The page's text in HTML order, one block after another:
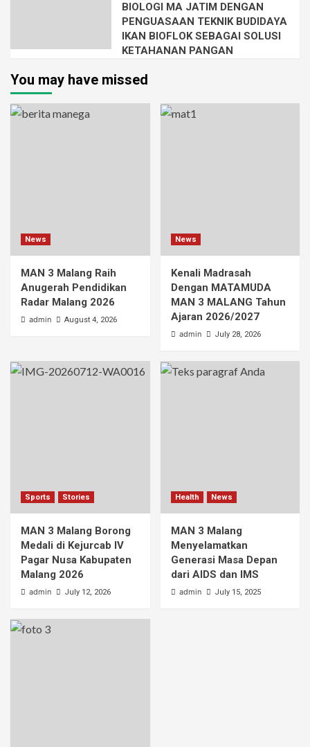
BIOLOGI MA JATIM DENGAN
PENGUASAAN TEKNIK BUDIDAYA
IKAN BIOFLOK SEBAGAI SOLUSI
KETAHANAN PANGAN
You may have missed
News
MAN 3 Malang Raih
Anugerah Pendidikan
Radar Malang 2026
admin August 4, 2026
News
Kenali Madrasah
Dengan MATAMUDA
MAN 3 MALANG Tahun
Ajaran 2026/2027
admin July 28, 2026
Sports Stories
MAN 3 Malang Borong
Medali di Kejurcab IV
Pagar Nusa Kabupaten
Malang 2026
admin July 12, 2026
Health News
MAN 3 Malang
Menyelamatkan
Generasi Masa Depan
dari AIDS dan IMS
admin July 15, 2025